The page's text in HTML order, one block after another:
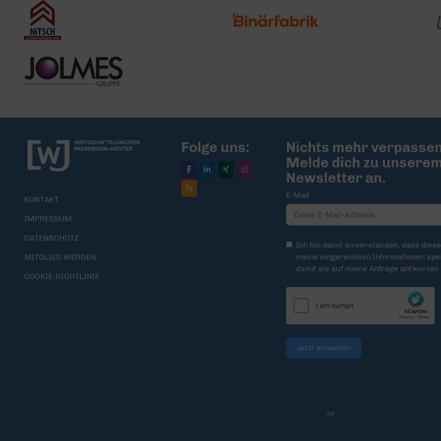
KONTAKT
IMPRESSUM
DATENSCHUTZ
MITGLIED WERDEN
COOKIE-RICHTLINIE
Folge uns:
Nichts mehr
Melde dich zu
Newsletter an.
E-Mail
Ich bin damit einverstanden, dass
meine eingereichten Informationen
damit sie auf meine Anfrage antworten
Jetzt anmelden
GW